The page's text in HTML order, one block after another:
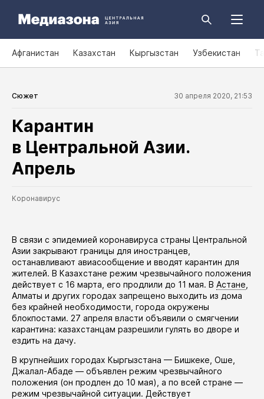
Афганистан Казахстан Кыргызстан Узбекистан
Сюжет 30 апреля 2020, 21:53
Карантин
в Центральной Азии.
Апрель
Коронавирус
В связи с эпидемией коронавируса страны Центральной
Азии закрывают границы для иностранцев,
останавливают авиасообщение и вводят карантин для
жителей. В Казахстане режим чрезвычайного положения
действует с 16 марта, его продлили до 11 мая. В Астане
Алматы и других городах запрещено выходить из дома
без крайней необходимости, города окружены
блокпостами. 27 апреля власти объявили о смягчении
карантина: казахстанцам разрешили гулять во дворе и
ездить на дачу.
В крупнейших городах Кыргызстана — Бишкеке, Оше,
Джалал-Абаде — объявлен режим чрезвычайного
положения (он продлен до 10 мая), а по всей стране —
режим чрезвычайной ситуации. Действует